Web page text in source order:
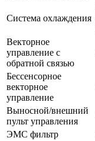
Система охлаждения
Векторное
управление с
обратной связью
Бессенсорное
векторное
управление
Выносной/внешний
пульт управления
ЭМС фильтр